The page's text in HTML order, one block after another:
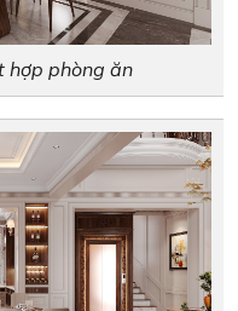
hợp phòng ăn